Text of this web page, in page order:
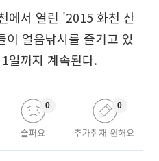
에서 열린 '2015 화천 산
얼음낚시를 즐기고 있
일까지 계속된다.
슬퍼요
0
추가취재 원해요
0